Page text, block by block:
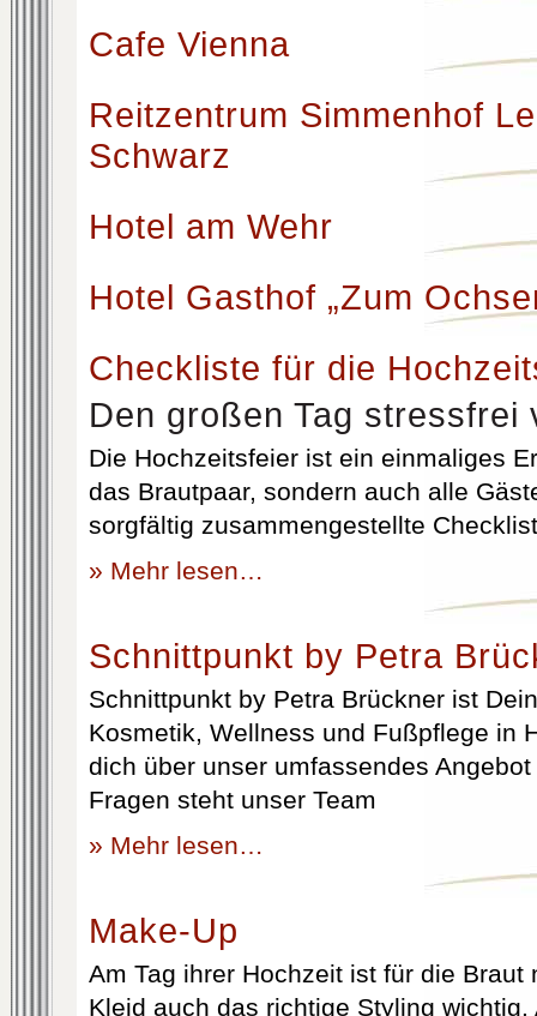
Cafe Vienna
Reitzentrum Simmenhof
Schwarz
Hotel am Wehr
Hotel Gasthof „Zum
Checkliste für die
Den großen Tag stressfrei
Die Hochzeitsfeier ist ein einmaliges
das Brautpaar, sondern auch alle
sorgfältig zusammengestellte
» Mehr lesen…
Schnittpunkt by Petra
Schnittpunkt by Petra Brückner ist
Kosmetik, Wellness und Fußpflege in
dich über unser umfassendes
Fragen steht unser Team
» Mehr lesen…
Make-Up
Am Tag ihrer Hochzeit ist für die Braut
Kleid auch das richtige Styling